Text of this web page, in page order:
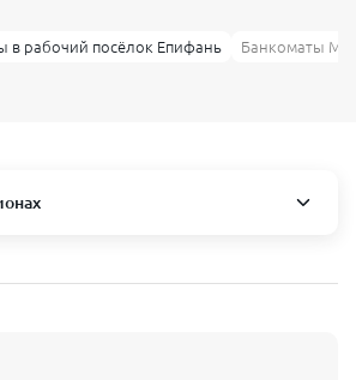
в рабочий посёлок Епифань Банкоматы